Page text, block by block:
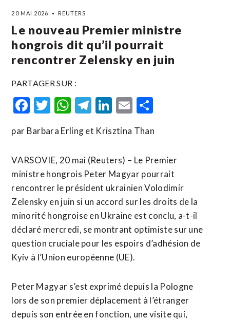
20 MAI 2026 REUTERS
Le nouveau Premier ministre
hongrois dit qu’il pourrait
rencontrer Zelensky en juin
PARTAGER SUR :
Facebook
Twitter
WhatsApp
Telegram
LinkedIn
Email
par Barbara Erling et Krisztina Than
VARSOVIE, 20 mai (Reuters) – Le Premier
ministre hongrois Peter Magyar pourrait
rencontrer le président ukrainien Volodimir
Zelensky en juin si un accord sur les droits de la
minorité hongroise en Ukraine est conclu, a-t-il
déclaré mercredi, se montrant optimiste sur une
question cruciale pour les espoirs d’adhésion de
Kyiv à l’Union ​européenne (UE).
Peter Magyar s’est ‌exprimé depuis la Pologne
lors de son premier déplacement ​à l’étranger
depuis son ⁠entrée en fonction, une visite qui,